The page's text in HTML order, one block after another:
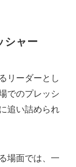
シャー
リーダーとし
でのプレッシ
追い詰められ
場面では、一